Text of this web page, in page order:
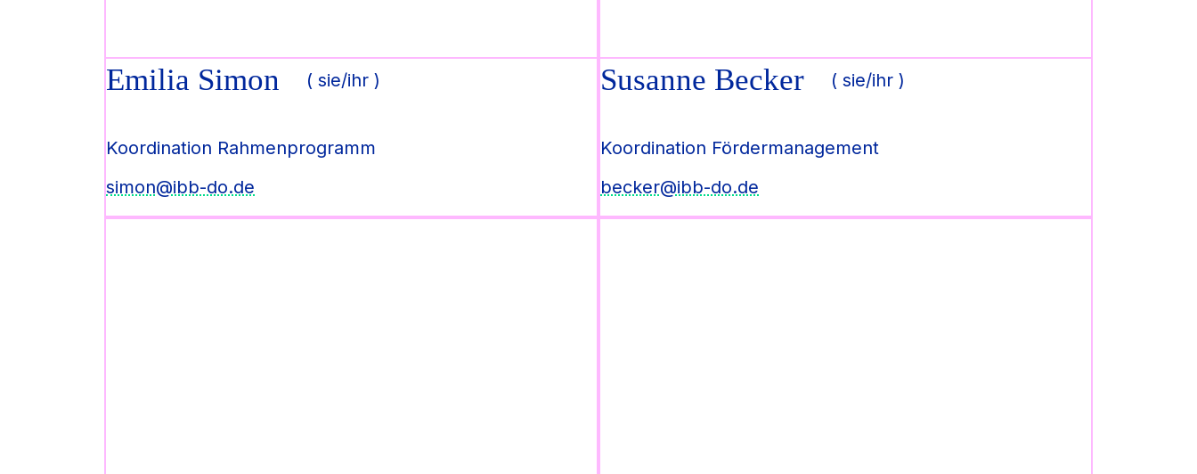
Emilia Simon ( sie/ihr )
Koordination Rahmenprogramm
simon@ibb-do.de
Susanne Becker ( sie/ihr )
Koordination Fördermanagement
becker@ibb-do.de